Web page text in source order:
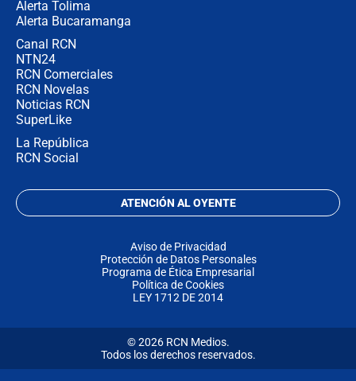
Alerta Tolima
Alerta Bucaramanga
Canal RCN
NTN24
RCN Comerciales
RCN Novelas
Noticias RCN
SuperLike
La República
RCN Social
ATENCIÓN AL OYENTE
Aviso de Privacidad
Protección de Datos Personales
Programa de Ética Empresarial
Política de Cookies
LEY 1712 DE 2014
© 2026 RCN Medios.
Todos los derechos reservados.